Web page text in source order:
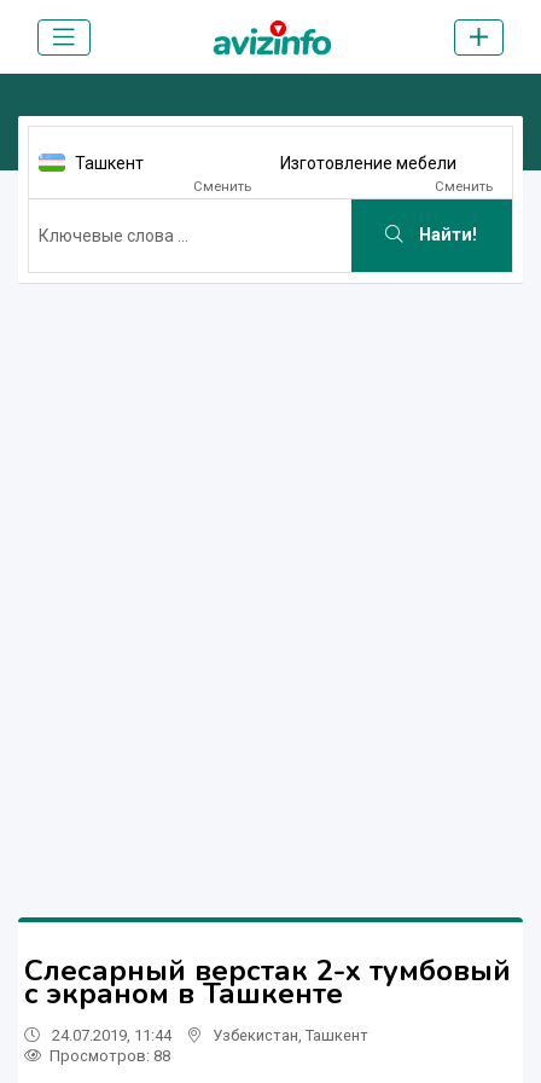
Ташкент
Сменить
Изготовление мебели
Сменить
Найти!
Слесарный верстак 2-х тумбовый
с экраном в Ташкенте
24.07.2019, 11:44 Узбекистан Ташкент
Просмотров: 88